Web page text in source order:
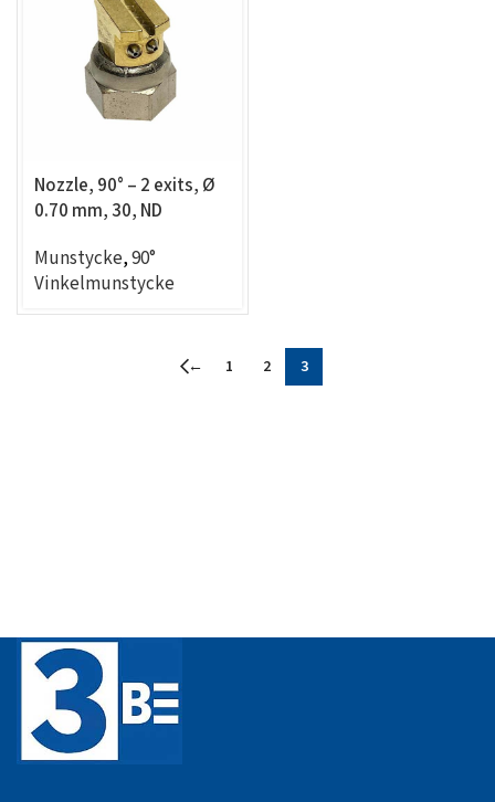
Nozzle, 90° – 2 exits, Ø
0.70 mm, 30, ND
Munstycke,90°
Vinkelmunstycke
← 1 2 3